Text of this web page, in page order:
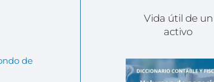
de
Vida útil de un
activo